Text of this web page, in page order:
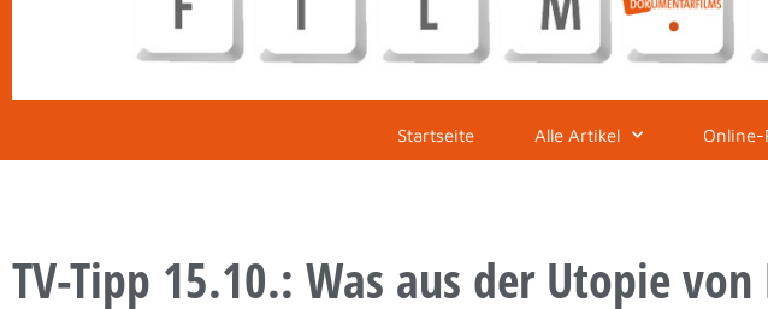
Startseite Alle Artikel Online-
TV-Tipp 15.10.: Was aus der Utopie